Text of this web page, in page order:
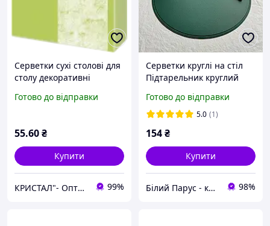
Серветки сухі столові для
столу декоративні
розмір 33×33 см колір
Готово до відправки
55.60₴
Купити
КРИСТАЛ"- Оптова та розрібна торгівля одноразовим посудом,товарами санітарно-побутового призначення 99%
Серветки круглі на стіл
Підтарельник круглий
Серветки тканинні
сервірувальні
Готово до відправки
5.0 (1)
154₴
Купити
Білий Парус - комплексне обслуговування в сегменті HoReCa та B2B 98%